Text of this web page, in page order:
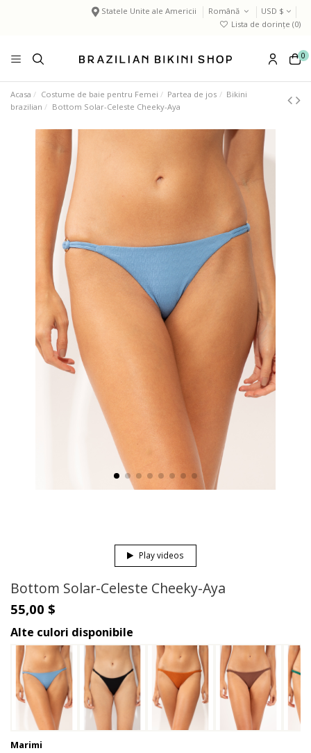
Statele Unite ale Americii Română
USD $
Lista de dorințe (0)
0
Acasa Costume de baie pentru Femei Partea de jos
Bikini
brazilian
Bottom Solar-Celeste Cheeky-Aya
Play videos
Bottom Solar-Celeste Cheeky-Aya
55,00 $
Alte culori disponibile
Marimi